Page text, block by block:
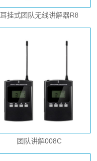
耳挂式团队无线讲解器R8
团队讲解008C